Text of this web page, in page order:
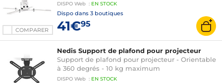
COMPARER
DISPO Web : EN STOCK
Dispo dans 3 boutiques
41€95
Nedis Support de plafond pour projecteur
Support de plafond pour projecteur - Orientable
à 360 degrés - 10 kg maximum
DISPO Web : EN STOCK